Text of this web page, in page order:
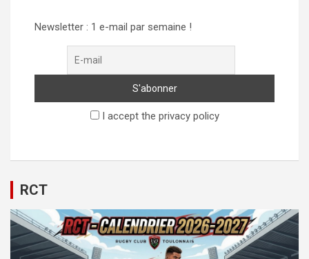
Newsletter : 1 e-mail par semaine !
I accept the privacy policy
RCT